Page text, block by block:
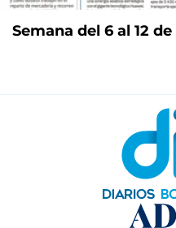
Semana del 6 al 12